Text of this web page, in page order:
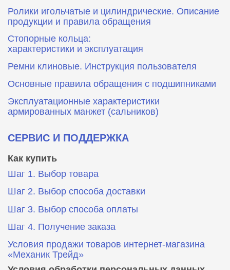
Ролики игольчатые и цилиндрические. Описание
продукции и правила обращения
Стопорные кольца:
характеристики и эксплуатация
Ремни клиновые. Инструкция пользователя
Основные правила обращения с подшипниками
Эксплуатационные характеристики
армированных манжет (сальников)
СЕРВИС И ПОДДЕРЖКА
Как купить
Шаг 1. Выбор товара
Шаг 2. Выбор способа доставки
Шаг 3. Выбор способа оплаты
Шаг 4. Получение заказа
Условия продажи товаров интернет-магазина
«Механик Трейд»